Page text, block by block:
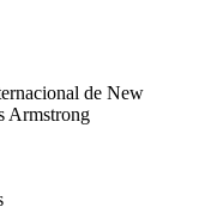
de New
Armstrong